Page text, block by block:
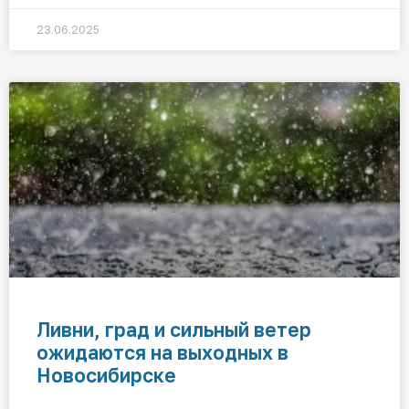
23.06.2025
Ливни, град и сильный ветер
ожидаются на выходных в
Новосибирске